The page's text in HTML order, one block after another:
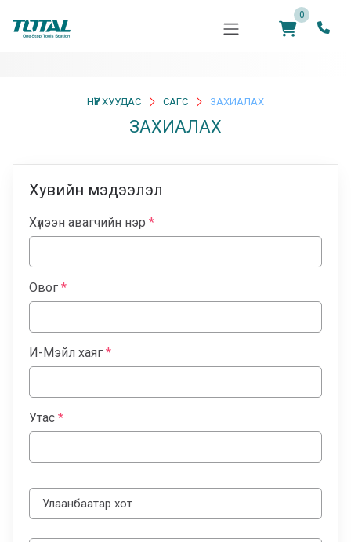
0
НҮҮР ХУУДАС САГС ЗАХИАЛАХ
ЗАХИАЛАХ
Хувийн мэдээлэл
Хүлээн авагчийн нэр *
Овог *
И-Мэйл хаяг *
Утас *